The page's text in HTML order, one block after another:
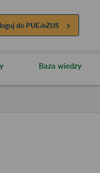
do PUE/eZUS
Baza wiedzy